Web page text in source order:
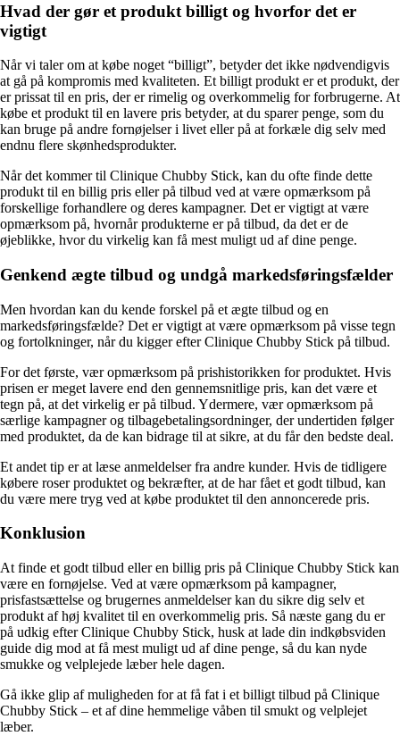
Hvad der gør et produkt billigt og hvorfor det er
vigtigt
Når vi taler om at købe noget “billigt”, betyder det ikke nødvendigvis
at gå på kompromis med kvaliteten. Et billigt produkt er et produkt, der
er prissat til en pris, der er rimelig og overkommelig for forbrugerne. At
købe et produkt til en lavere pris betyder, at du sparer penge, som du
kan bruge på andre fornøjelser i livet eller på at forkæle dig selv med
endnu flere skønhedsprodukter.
Når det kommer til Clinique Chubby Stick, kan du ofte finde dette
produkt til en billig pris eller på tilbud ved at være opmærksom på
forskellige forhandlere og deres kampagner. Det er vigtigt at være
opmærksom på, hvornår produkterne er på tilbud, da det er de
øjeblikke, hvor du virkelig kan få mest muligt ud af dine penge.
Genkend ægte tilbud og undgå markedsføringsfælder
Men hvordan kan du kende forskel på et ægte tilbud og en
markedsføringsfælde? Det er vigtigt at være opmærksom på visse tegn
og fortolkninger, når du kigger efter Clinique Chubby Stick på tilbud.
For det første, vær opmærksom på prishistorikken for produktet. Hvis
prisen er meget lavere end den gennemsnitlige pris, kan det være et
tegn på, at det virkelig er på tilbud. Ydermere, vær opmærksom på
særlige kampagner og tilbagebetalingsordninger, der undertiden følger
med produktet, da de kan bidrage til at sikre, at du får den bedste deal.
Et andet tip er at læse anmeldelser fra andre kunder. Hvis de tidligere
købere roser produktet og bekræfter, at de har fået et godt tilbud, kan
du være mere tryg ved at købe produktet til den annoncerede pris.
Konklusion
At finde et godt tilbud eller en billig pris på Clinique Chubby Stick kan
være en fornøjelse. Ved at være opmærksom på kampagner,
prisfastsættelse og brugernes anmeldelser kan du sikre dig selv et
produkt af høj kvalitet til en overkommelig pris. Så næste gang du er
på udkig efter Clinique Chubby Stick, husk at lade din indkøbsviden
guide dig mod at få mest muligt ud af dine penge, så du kan nyde
smukke og velplejede læber hele dagen.
Gå ikke glip af muligheden for at få fat i et billigt tilbud på Clinique
Chubby Stick – et af dine hemmelige våben til smukt og velplejet
læber.